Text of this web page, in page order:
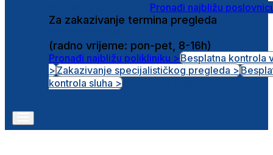
Pronađi najbližu
Za zakazivanje termina pregleda
(radno vrijeme: pon-pet, 8-16h)
Pronađi najbližu polikliniku >Besplatna kontrola
>Zakazivanje specijalističkog pregleda >
kontrola sluha >